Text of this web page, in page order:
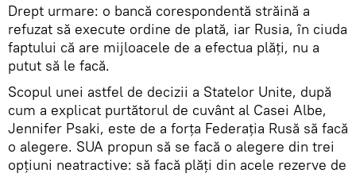
Drept urmare: o bancă corespondentă străină a
refuzat să execute ordine de plată, iar Rusia, în ciuda
faptului că are mijloacele de a efectua plăți, nu a
putut să le facă.
Scopul unei astfel de decizii a Statelor Unite, după
cum a explicat purtătorul de cuvânt al Casei Albe,
Jennifer Psaki, este de a forța Federația Rusă să facă
o alegere. SUA propun să se facă o alegere din trei
opțiuni neatractive: să facă plăți din acele rezerve de